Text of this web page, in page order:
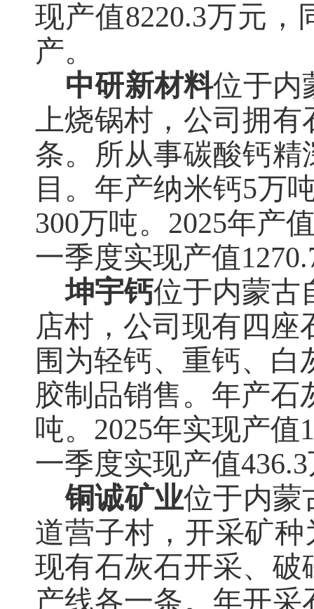
现产值8220.3万元，
产。
中研新材料位于内
上烧锅村， 公司拥有
条。 所从事碳酸钙
目。年产纳米钙5万
300万吨。2025年产
一季度实现产值
坤宇钙位于内蒙古
店村 ， 公司现有四座
围为轻钙、重钙、
胶制品销售。年产石
吨。2025年实现产值
一季度实现产值
铜诚矿业位于内蒙
道营子村，开采矿
现有石灰石开采、
产线各一条。年开采